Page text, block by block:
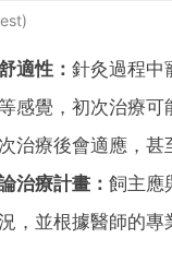
適性： 針灸過程中
感覺，初次治療可
治療後會適應，甚
治療計畫： 飼主應
，並根據醫師的專